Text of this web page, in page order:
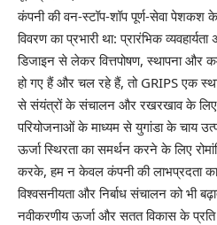
कंपनी की वन-स्टॉप-शॉप पूर्ण-सेवा पेशकश
विवरण का प्रभारी था: प्रारंभिक
डिजाइन से लेकर वित्तपोषण, स्थापना
हो गए हैं और चल रहे हैं, तो GRIPS एक
से संयंत्रों के संचालन और रखरखाव के लिए
परियोजनाओं के माध्यम से युगांडा के चाय
ऊर्जा स्थिरता का समर्थन करने के लिए
करके, हम न केवल कंपनी की लाभप्रदता
विश्वसनीयता और निर्बाध संचालन को भी
नवीकरणीय ऊर्जा और सतत विकास के प्रति